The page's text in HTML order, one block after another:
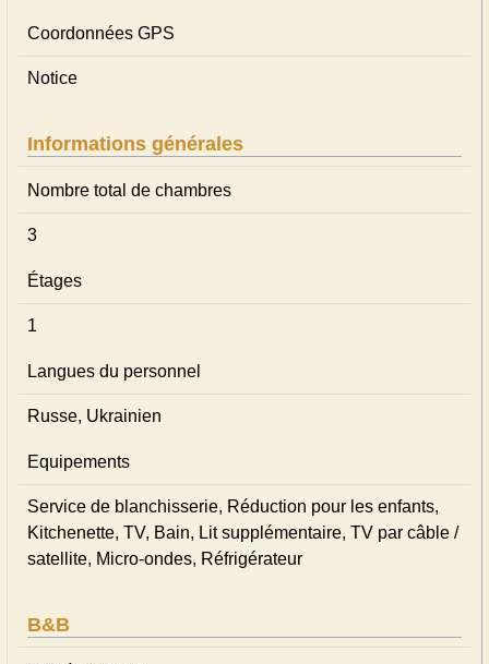
Coordonnées GPS
Notice
Informations générales
Nombre total de chambres
3
Étages
1
Langues du personnel
Russe, Ukrainien
Equipements
Service de blanchisserie, Réduction pour les enfants,
Kitchenette, TV, Bain, Lit supplémentaire, TV par câble /
satellite, Micro-ondes, Réfrigérateur
B&B